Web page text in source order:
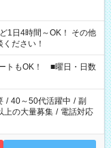
間～OK！ その他
ださい！
トもOK！ ■曜日・日数
/ 40～50代活躍中 / 副
上の大量募集 / 電話対応